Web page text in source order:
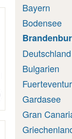
Bayern
Bodensee
Deutschland
Bulgarien
Gardasee
Gran